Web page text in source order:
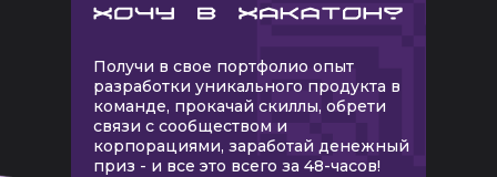
Получи в свое портфолио опыт
разработки уникального продукта в
команде, прокачай скиллы, обрети
связи с сообществом и
корпорациями, заработай денежный
приз - и все это всего за 48-часов!